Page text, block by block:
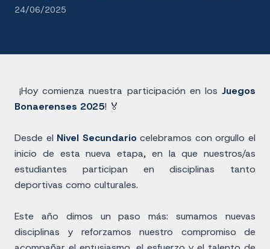
24/06/2025
¡Hoy comienza nuestra participación en los Juegos
Bonaerenses 2025! 🏅
Desde el Nivel Secundario celebramos con orgullo el
inicio de esta nueva etapa, en la que nuestros/as
estudiantes participan en disciplinas tanto
deportivas como culturales.
Este año dimos un paso más: sumamos nuevas
disciplinas y reforzamos nuestro compromiso de